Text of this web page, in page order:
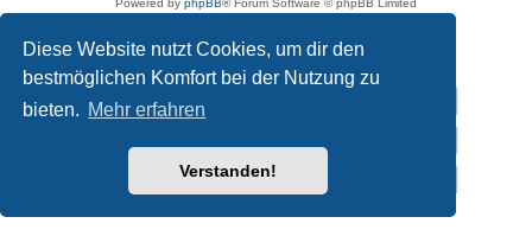
Diese Website nutzt Cookies, um dir den
bestmöglichen Komfort bei der Nutzung zu
bieten. Mehr erfahren
Verstanden!
Powered by phpBB® Forum Software © phpBB Limited
Datenschutz|Nutzungsbedingungen
Impressum
Vereins-Homepage von „Der auf Schalke tanzt e.V.”